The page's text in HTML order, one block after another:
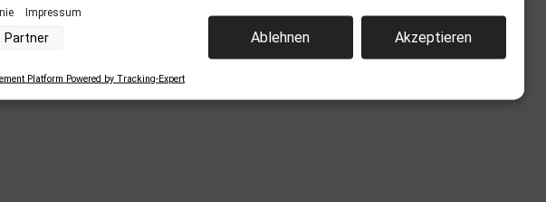
€* 10,00 €*
durch unsere Partner:
Zugriff auf Informationen auf einem Endgerät
Daten zur Auswahl von Werbeanzeigen
für personalisierte Werbung
Profilen zur Auswahl personalisierter Werbung
zur Personalisierung von Inhalten
Impressum
Partner Ablehnen Akzeptieren
Platform Powered by Tracking-Expert